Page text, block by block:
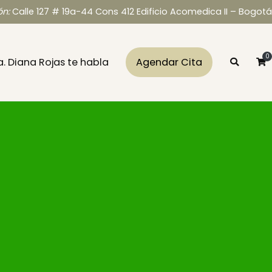
Calle 127 # 19a-44 Cons 412 Edificio Acomedica II – Bogotá
Diana Rojas te habla Agendar Cita 0